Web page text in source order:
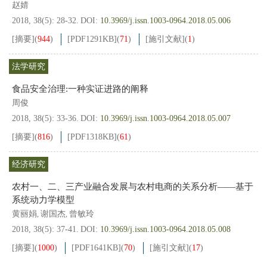
赵婧
2018, 38(5): 28-32. DOI: 10.3969/j.issn.1003-0964.2018.05.006
[摘要](944) [PDF1291KB](71) [施引文献](1)
法学研究
食品安全治理:一种实证进路的阐释
周俊
2018, 38(5): 33-36. DOI: 10.3969/j.issn.1003-0964.2018.05.007
[摘要](816) [PDF1318KB](61)
经济研究
农村一、二、三产业融合发展与农村电商的关系分析——基于
系统动力学模型
黄丽娟, 谢国杰, 曾敏玲
2018, 38(5): 37-41. DOI: 10.3969/j.issn.1003-0964.2018.05.008
[摘要](1000) [PDF1641KB](70) [施引文献](17)